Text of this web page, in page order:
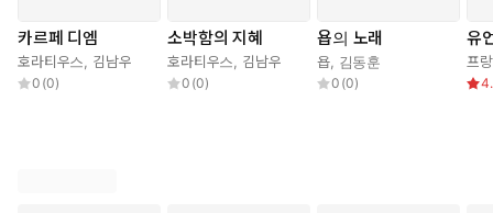
카르페 디엠
호라티우스 김남우
0 (0)
소박함의 지혜
호라티우스 김남우
0 (0)
욥의 노래
욥, 김동훈
0 (0)
유
프